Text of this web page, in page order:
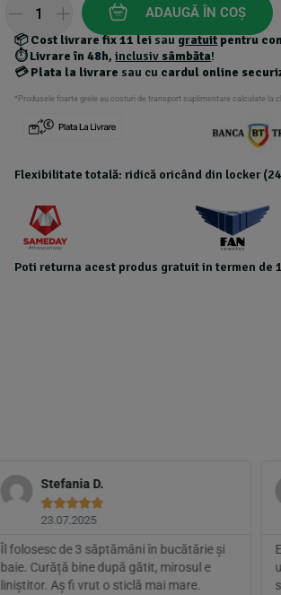
customer
ratings
ADAUGĂ ÎN COȘ
📦Cost livrare fix 11 leisaugratuitpentru
⏱️Livrare în 48h,inclusiv sâmbăta!
💳Plata la livrare sau cu cardul online
*Produsele foarte grele au costuri de transport suplimentare calculate la
Flexibilitate totală: ridică oricând din locker
Poti returna acest produs gratuit in termen de
Stefania D.

23.07.2025
Îl folosesc de 3 săptămâni în bucătărie și
baie. Curăță bine după gătit, mirosul e
liniștitor. Aș fi vrut o sticlă mai mare.